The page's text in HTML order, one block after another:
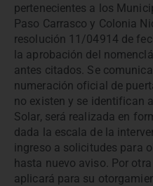
pertenecientes a los
Paso Carrasco y Colonia
resolución 11/04914 de
la aprobación del
antes citados. Se
numeración oficial de
no existen y se identifican
Solar, será realizada en
dada la escala de la
ingreso a solicitudes para
hasta nuevo aviso. Por
aplicará para su